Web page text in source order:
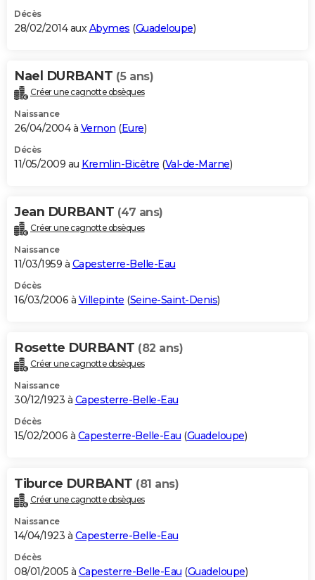
Décès
28/02/2014 auxAbymes (Guadeloupe)
Nael DURBANT (5 ans)
Créer une cagnotte obsèques
Naissance
26/04/2004 à Vernon (Eure)
Décès
11/05/2009 au Kremlin-Bicêtre (Val-de-Marne)
Jean DURBANT (47 ans)
Créer une cagnotte obsèques
Naissance
11/03/1959 à Capesterre-Belle-Eau
Décès
16/03/2006 à Villepinte (Seine-Saint-Denis)
Rosette DURBANT (82 ans)
Créer une cagnotte obsèques
Naissance
30/12/1923 à Capesterre-Belle-Eau
Décès
15/02/2006 à Capesterre-Belle-Eau (Guadeloupe)
Tiburce DURBANT (81 ans)
Créer une cagnotte obsèques
Naissance
14/04/1923 à Capesterre-Belle-Eau
Décès
08/01/2005 à Capesterre-Belle-Eau (Guadeloupe)